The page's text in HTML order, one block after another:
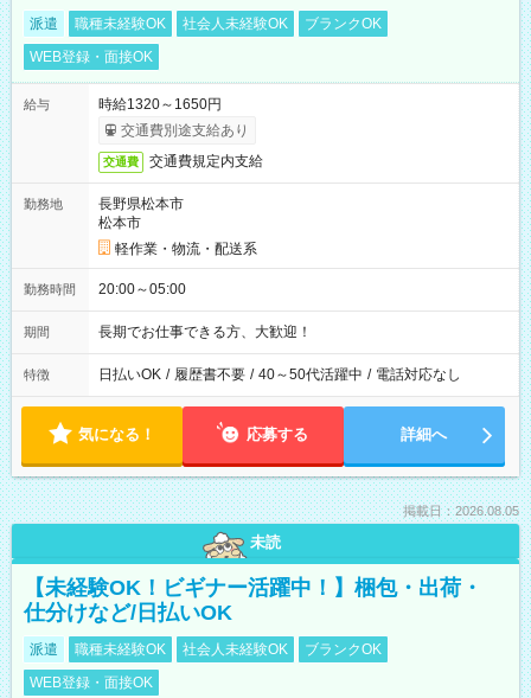
派遣 職種未経験OK 社会人未経験OK
ブランクOK
WEB登録・面接OK
給与
時給1320～1650円
交通費別途支給あり
交通費 交通費規定内支給
勤務地
長野県松本市
松本市
軽作業・物流・配送系
勤務時間 20:00～05:00
期間 長期でお仕事できる方、大歓迎！
特徴 日払いOK / 履歴書不要 / 40～50代活躍中 / 電話対応なし
気になる！ 応募する 詳細へ
掲載日：2026.08.05
未読
【未経験OK！ビギナー活躍中！】梱包・出荷・
仕分けなど/日払いOK
派遣 職種未経験OK 社会人未経験OK
ブランクOK
WEB登録・面接OK